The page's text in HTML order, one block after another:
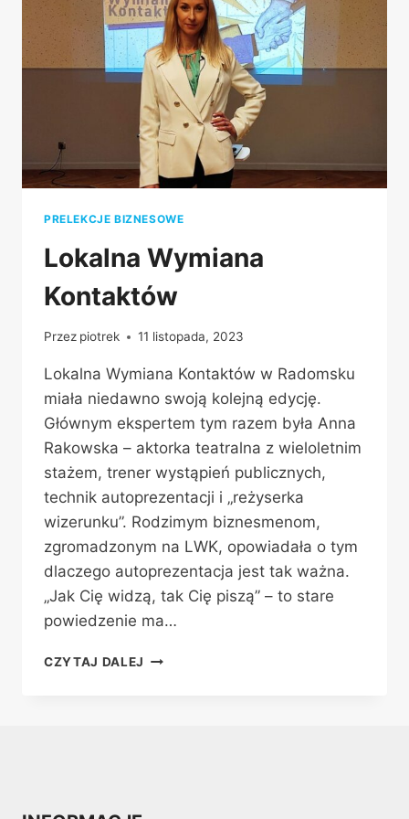
PRELEKCJE BIZNESOWE
Lokalna Wymiana
Kontaktów
Przez piotrek 11 listopada, 2023
Lokalna Wymiana Kontaktów w Radomsku
miała niedawno swoją kolejną edycję.
Głównym ekspertem tym razem była Anna
Rakowska – aktorka teatralna z wieloletnim
stażem, trener wystąpień publicznych,
technik autoprezentacji i „reżyserka
wizerunku”. Rodzimym biznesmenom,
zgromadzonym na LWK, opowiadała o tym
dlaczego autoprezentacja jest tak ważna.
„Jak Cię widzą, tak Cię piszą” – to stare
powiedzenie ma…
CZYTAJ DALEJ LOKALNA